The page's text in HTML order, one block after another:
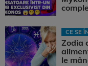
CE SE
Zodia
le